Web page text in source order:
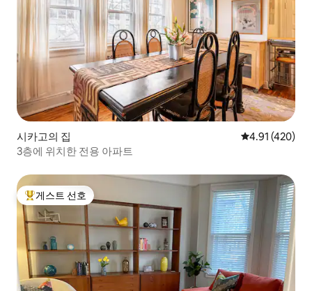
시카고의 집 평점 4.91점(5
4.91 (420)
3층에 위치한 전용 아파트
상위 게스트 선호
게스트 선호